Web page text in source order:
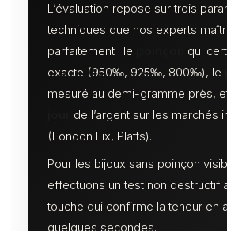
L’évaluation repose sur trois
techniques que nos experts
parfaitement : le
qui
exacte (950‰, 925‰, 800‰), le
mesuré au demi-gramme près,
de l’argent sur les marchés
(London Fix, Platts).
Pour les bijoux sans poinçon
effectuons un test non destructif
touche qui confirme la teneur en
quelques secondes.